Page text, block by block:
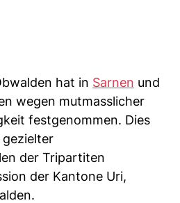
hat in Sarnen und
wegen mutmasslicher
festgenommen. Dies
gezielter
der Tripartiten
der Kantone Uri,